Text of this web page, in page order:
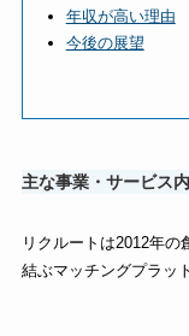
年収が高い理由
今後の展望
主な事業・サービス
リクルートは2012年
結ぶマッチングプラッ